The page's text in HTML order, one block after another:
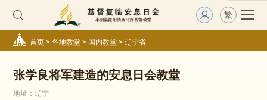
繁
首页> 各地教堂> 国内教堂> 辽宁省
张学良将军建造的安息日会教堂
地址：辽宁